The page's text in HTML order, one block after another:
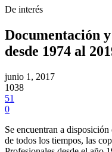
De interés
Documentación
desde 1974 al
junio 1, 2017
1038
51
0
Se encuentran a
de todos los tiempos, las